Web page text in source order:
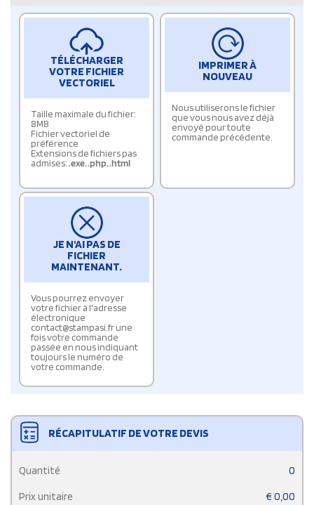
TÉLÉCHARGER
VOTRE FICHIER
VECTORIEL
Taille maximale du fichier:
8MB
Fichier vectoriel de
préférence
Extensions de fichiers pas
admises:.exe,.php,.html
IMPRIMER À
NOUVEAU
Nous utiliserons le fichier
que vous nous avez déjà
envoyé pour toute
commande précédente.
JE N'AI PAS DE
FICHIER
MAINTENANT.
Vous pourrez envoyer
votre fichier à l'adresse
électronique
contact@stampasi.fr une
fois votre commande
passée en nous indiquant
toujours le numéro de
votre commande.
RÉCAPITULATIF DE VOTRE DEVIS
Quantité 0
Prix unitaire € 0,00